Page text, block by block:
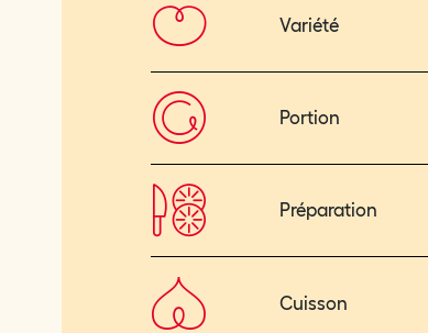
Variété
Portion
Préparation
Cuisson